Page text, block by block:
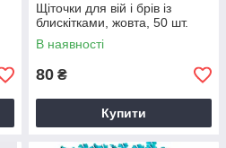
Щіточки для вій і брів із
блискітками, жовта, 50 шт.
В наявності
80 ₴
Купити